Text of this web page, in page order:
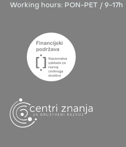
Working hours: PON-PET / 9-17h